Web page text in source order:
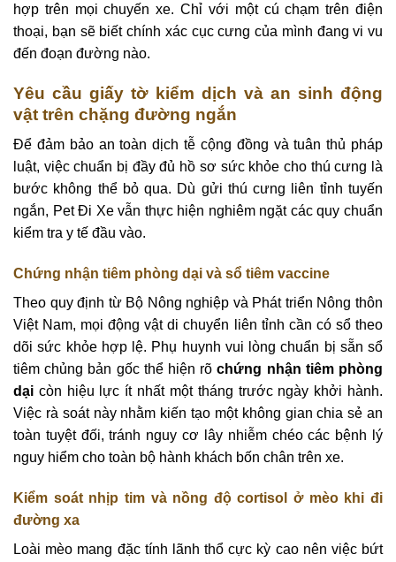
hợp trên mọi chuyến xe. Chỉ với một cú chạm trên điện
thoại, bạn sẽ biết chính xác cục cưng của mình đang vi vu
đến đoạn đường nào.
Yêu cầu giấy tờ kiểm dịch và an sinh động
vật trên chặng đường ngắn
Để đảm bảo an toàn dịch tễ cộng đồng và tuân thủ pháp
luật, việc chuẩn bị đầy đủ hồ sơ sức khỏe cho thú cưng là
bước không thể bỏ qua. Dù gửi thú cưng liên tỉnh tuyến
ngắn, Pet Đi Xe vẫn thực hiện nghiêm ngặt các quy chuẩn
kiểm tra y tế đầu vào.
Chứng nhận tiêm phòng dại và sổ tiêm vaccine
Theo quy định từ Bộ Nông nghiệp và Phát triển Nông thôn
Việt Nam, mọi động vật di chuyển liên tỉnh cần có sổ theo
dõi sức khỏe hợp lệ. Phụ huynh vui lòng chuẩn bị sẵn sổ
tiêm chủng bản gốc thể hiện rõchứng nhận tiêm phòng
dại còn hiệu lực ít nhất một tháng trước ngày khởi hành.
Việc rà soát này nhằm kiến tạo một không gian chia sẻ an
toàn tuyệt đối, tránh nguy cơ lây nhiễm chéo các bệnh lý
nguy hiểm cho toàn bộ hành khách bốn chân trên xe.
Kiểm soát nhịp tim và nồng độ cortisol ở mèo khi đi
đường xa
Loài mèo mang đặc tính lãnh thổ cực kỳ cao nên việc bứt